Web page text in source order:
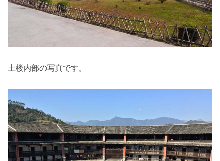
土楼内部の写真です。